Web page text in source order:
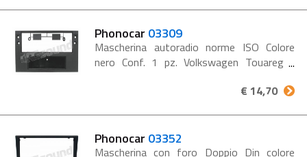
Phonocar 03309
Mascherina autoradio norme ISO Colore
nero Conf. 1 pz. Volkswagen Touareg -
€ 14,70
Phonocar 03352
Mascherina con foro Doppio Din colore